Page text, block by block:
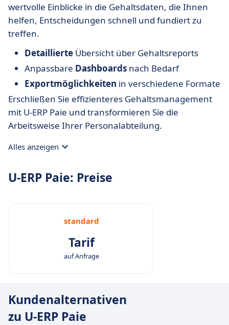
wertvolle Einblicke in die Gehaltsdaten, die Ihnen
helfen, Entscheidungen schnell und fundiert zu
treffen.
Detaillierte Übersicht über Gehaltsreports
Anpassbare Dashboards nach Bedarf
Exportmöglichkeiten in verschiedene Formate
Erschließen Sie effizienteres Gehaltsmanagement
mit U-ERP Paie und transformieren Sie die
Arbeitsweise Ihrer Personalabteilung.
Alles anzeigen
U-ERP Paie: Preise
standard
Tarif
auf Anfrage
Kundenalternativen
zu U-ERP Paie